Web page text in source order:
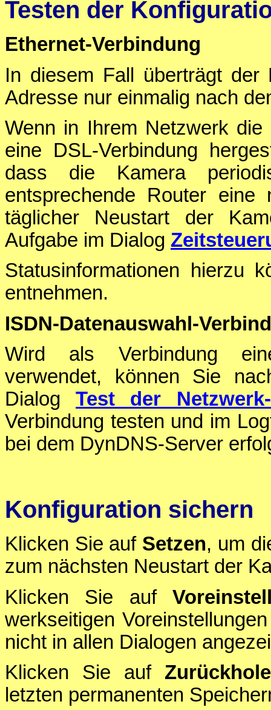
Testen der
Ethernet-Verbindung
In diesem Fall überträgt
Adresse nur einmalig nach
Wenn in Ihrem Netzwerk
eine DSL-Verbindung
dass die Kamera
entsprechende Router
täglicher Neustart der
Aufgabe im Dialog
Statusinformationen hierzu
entnehmen.
ISDN-Datenauswahl-
Wird als Verbindung
verwendet, können Sie
DialogTest der
Verbindung testen und im
bei dem DynDNS-Server
Konfiguration sichern
Klicken Sie auf Setzen, um
zum nächsten Neustart der
Klicken Sie auf
werkseitigen
nicht in allen Dialogen
Klicken Sie auf
letzten permanenten